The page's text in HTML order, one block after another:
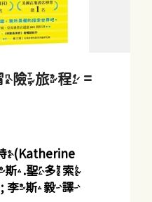
險旅程 =
斯.聖多索
; 李斯毅譯